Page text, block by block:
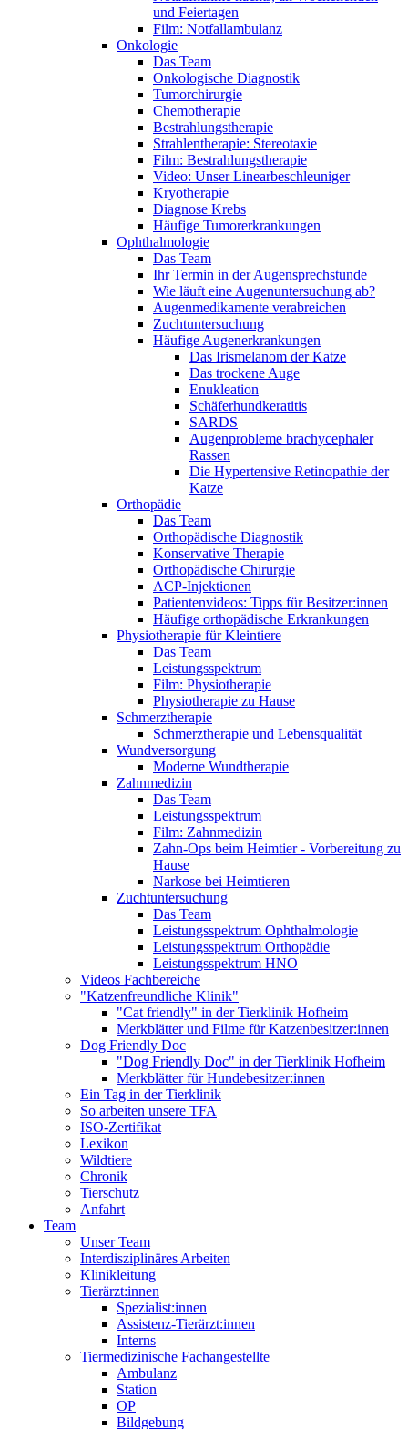
und Feiertagen
Film: Notfallambulanz
Onkologie
Das Team
Onkologische Diagnostik
Tumorchirurgie
Chemotherapie
Bestrahlungstherapie
Strahlentherapie: Stereotaxie
Film: Bestrahlungstherapie
Video: Unser Linearbeschleuniger
Kryotherapie
Diagnose Krebs
Häufige Tumorerkrankungen
Ophthalmologie
Das Team
Ihr Termin in der Augensprechstunde
Wie läuft eine Augenuntersuchung ab?
Augenmedikamente verabreichen
Zuchtuntersuchung
Häufige Augenerkrankungen
Das Irismelanom der Katze
Das trockene Auge
Enukleation
Schäferhundkeratitis
SARDS
Augenprobleme brachycephaler
Rassen
Die Hypertensive Retinopathie der
Katze
Orthopädie
Das Team
Orthopädische Diagnostik
Konservative Therapie
Orthopädische Chirurgie
ACP-Injektionen
Patientenvideos: Tipps für Besitzer:innen
Häufige orthopädische Erkrankungen
Physiotherapie für Kleintiere
Das Team
Leistungsspektrum
Film: Physiotherapie
Physiotherapie zu Hause
Schmerztherapie
Schmerztherapie und Lebensqualität
Wundversorgung
Moderne Wundtherapie
Zahnmedizin
Das Team
Leistungsspektrum
Film: Zahnmedizin
Zahn-Ops beim Heimtier - Vorbereitung zu
Hause
Narkose bei Heimtieren
Zuchtuntersuchung
Das Team
Leistungsspektrum Ophthalmologie
Leistungsspektrum Orthopädie
Leistungsspektrum HNO
Videos Fachbereiche
"Katzenfreundliche Klinik"
"Cat friendly" in der Tierklinik Hofheim
Merkblätter und Filme für Katzenbesitzer:innen
Dog Friendly Doc
"Dog Friendly Doc" in der Tierklinik Hofheim
Merkblätter für Hundebesitzer:innen
Ein Tag in der Tierklinik
So arbeiten unsere TFA
ISO-Zertifikat
Lexikon
Wildtiere
Chronik
Tierschutz
Anfahrt
Team
Unser Team
Interdisziplinäres Arbeiten
Klinikleitung
Tierärzt:innen
Spezialist:innen
Assistenz-Tierärzt:innen
Interns
Tiermedizinische Fachangestellte
Ambulanz
Station
OP
Bildgebung